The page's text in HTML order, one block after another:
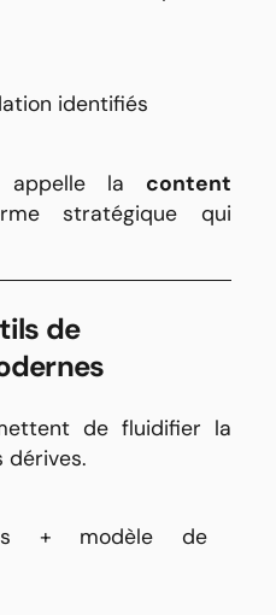
identifiés
appelle la content
stratégique qui
de
de fluidifier la
dérives.
+ modèle de